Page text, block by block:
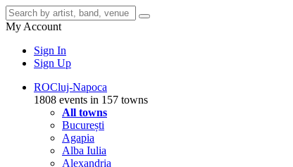
My Account
Sign In
Sign Up
ROCluj-Napoca
1808 events in 157 towns
All towns
București
Agapia
Alba Iulia
Alexandria